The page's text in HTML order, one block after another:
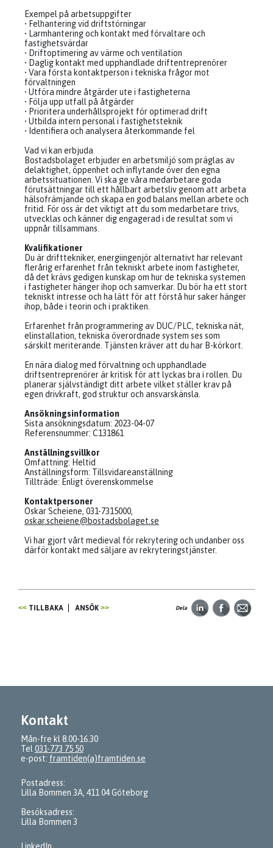
Exempel på arbetsuppgifter
• Felhantering vid driftstörningar
• Larmhantering och kontakt med förvaltare och
fastighetsvärdar
• Driftoptimering av värme och ventilation
• Daglig kontakt med upphandlade driftentreprenörer
• Vara första kontaktperson i tekniska frågor mot
förvaltningen
• Utföra mindre åtgärder ute i fastigheterna
• Följa upp utfall på åtgärder
• Prioritera underhållsprojekt för optimerad drift
• Utbilda intern personal i fastighetsteknik
• Identifiera och analysera återkommande fel
Vad vi kan erbjuda
Bostadsbolaget erbjuder en arbetsmiljö som präglas av
delaktighet, öppenhet och inflytande över den egna
arbetssituationen. Vi ska ge våra medarbetare goda
förutsättningar till ett hållbart arbetsliv genom att arbeta
hälsofrämjande och skapa en god balans mellan arbete och
fritid. För oss är det viktigt att du som medarbetare trivs,
utvecklas och känner dig engagerad i de resultat som vi
uppnår tillsammans.
Kvalifikationer
Du är drifttekniker, energiingenjör alternativt har relevant
flerårig erfarenhet från tekniskt arbete inom fastigheter,
då det krävs gedigen kunskap om hur de tekniska systemen
i fastigheter hänger ihop och samverkar. Du bör ha ett stort
tekniskt intresse och ha lätt för att förstå hur saker hänger
ihop, både i teorin och i praktiken.
Erfarenhet från programmering av DUC/PLC, tekniska nät,
elinstallation, tekniska överordnade system ses som
särskilt meriterande. Tjänsten kräver att du har B-körkort.
En nära dialog med förvaltning och upphandlade
driftsentreprenörer är kritisk för att lyckas bra i rollen. Du
planerar självständigt ditt arbete vilket ställer krav på
egen drivkraft, god struktur och ansvarskänsla.
Ansökningsinformation
Sista ansökningsdatum: 2023-04-07
Referensnummer: C131861
Anställningsvillkor
Omfattning: Heltid
Anställningsform: Tillsvidareanställning
Tillträde: Enligt överenskommelse
Kontaktpersoner
Oskar Scheiene, 031-7315000,
oskar.scheiene@bostadsbolaget.se
Vi har gjort vårt medieval för rekrytering och undanber oss
därför kontakt med säljare av rekryteringstjänster.
TILLBAKA ANSÖK Dela
Kontakt
Mån-fre kl 8.00-16.30
Tel 031-773 75 50
e-post: framtiden(a)framtiden.se
Postadress:
Lilla Bommen 3A, 411 04 Göteborg
Besöksadress:
Lilla Bommen 3